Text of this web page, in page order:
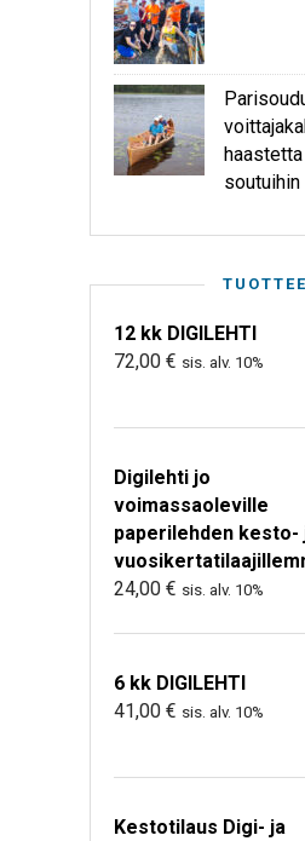
soutuihin
12 kk DIGILEHTI
72,00 € sis. alv. 10%
Digilehti jo
voimassaoleville
paperilehden kesto-
24,00 € sis. alv. 10%
6 kk DIGILEHTI
41,00 € sis. alv. 10%
Kestotilaus Digi- ja